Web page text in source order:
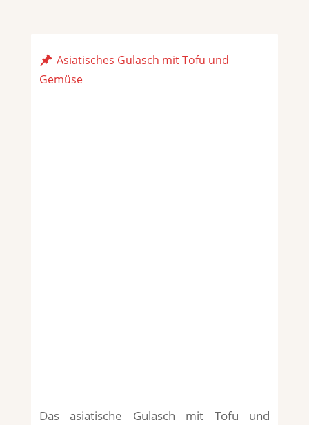
Asiatisches Gulasch mit Tofu und
Gemüse
Das asiatische Gulasch mit Tofu und